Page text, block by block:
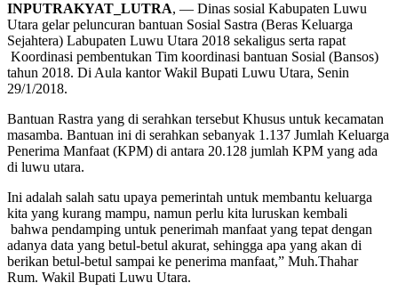
INPUTRAKYAT_LUTRA, — Dinas sosial Kabupaten Luwu
Utara gelar peluncuran bantuan Sosial Sastra (Beras Keluarga
Sejahtera) Labupaten Luwu Utara 2018 sekaligus serta rapat
Koordinasi pembentukan Tim koordinasi bantuan Sosial (Bansos)
tahun 2018. Di Aula kantor Wakil Bupati Luwu Utara, Senin
29/1/2018.
Bantuan Rastra yang di serahkan tersebut Khusus untuk kecamatan
masamba. Bantuan ini di serahkan sebanyak 1.137 Jumlah Keluarga
Penerima Manfaat (KPM) di antara 20.128 jumlah KPM yang ada
di luwu utara.
Ini adalah salah satu upaya pemerintah untuk membantu keluarga
kita yang kurang mampu, namun perlu kita luruskan kembali
bahwa pendamping untuk penerimah manfaat yang tepat dengan
adanya data yang betul-betul akurat, sehingga apa yang akan di
berikan betul-betul sampai ke penerima manfaat,” Muh.Thahar
Rum. Wakil Bupati Luwu Utara.